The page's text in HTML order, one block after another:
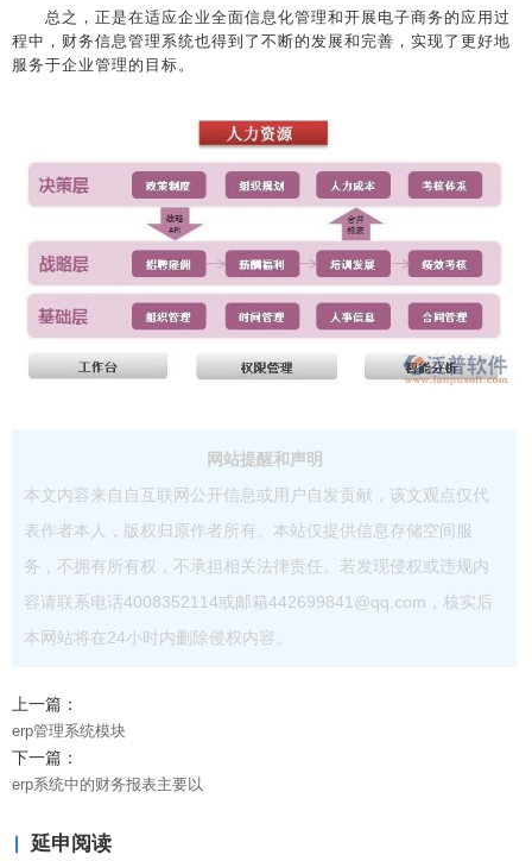
总之，正是在适应企业全面信息化管理和开展电子商务的应用过
程中，财务信息管理系统也得到了不断的发展和完善，实现了更好地
服务于企业管理的目标。
网站提醒和声明
本文内容来自自互联网公开信息或用户自发贡献，该文观点仅代
表作者本人，版权归原作者所有。本站仅提供信息存储空间服
务，不拥有所有权，不承担相关法律责任。若发现侵权或违规内
容请联系电话4008352114或邮箱442699841@qq.com，核实后
本网站将在24小时内删除侵权内容。
上一篇：
erp管理系统模块
下一篇：
erp系统中的财务报表主要以
延申阅读